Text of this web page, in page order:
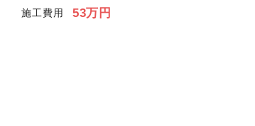
施工費用 53万円